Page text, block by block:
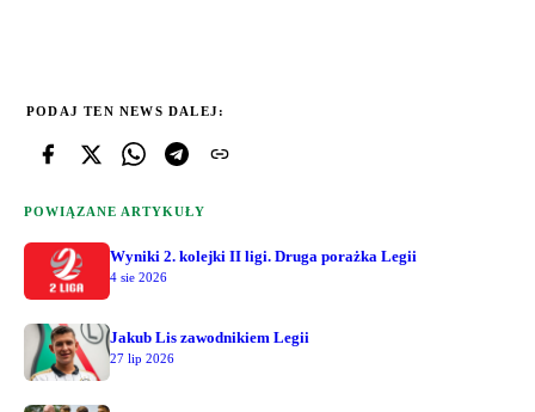
PODAJ TEN NEWS DALEJ:
POWIĄZANE ARTYKUŁY
Wyniki 2. kolejki II ligi. Druga porażka Legii
4 sie 2026
Jakub Lis zawodnikiem Legii
27 lip 2026